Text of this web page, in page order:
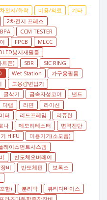
전지/화학 미용/의료
기타
2차전지 프레스
BPA
CCM TESTER
FPCB
MLCC
봉지재필름
트폰) SBR
SIC RING
Wet Station
가구용필름
고용량변압기
굴삭기 금속자성코어
낸드
디램 라면
라이신
터 리드프레임
리쥬란
나 메모리테스터
면역진단
HIFU
미용기기(소모품)
레이스먼트시스템
반도체오버레이
비 반도체핀
보톡스
함)
분리막
뷰티디바이스